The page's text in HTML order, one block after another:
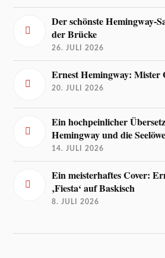
Der schönste Hemingway-
der Brücke
26. JULI 2026
Ernest Hemingway: Mister
20. JULI 2026
Ein hochpeinlicher
Hemingway und die
14. JULI 2026
Ein meisterhaftes Cover:
‚Fiesta‘ auf Baskisch
8. JULI 2026